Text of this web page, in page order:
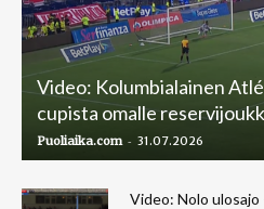
Video: Kolumbialainen
cupista omalle
Puoliaika.com - 31.07.2026
Video: Nolo